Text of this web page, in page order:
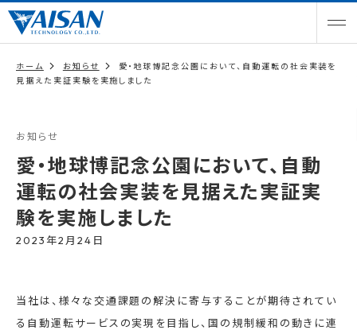
ホーム お知らせ
愛・地球博記念公園において、自動運転の社会実装を
見据えた実証実験を実施しました
お知らせ
愛・地球博記念公園において、自動
運転の社会実装を見据えた実証実
験を実施しました
2023年2月24日
当社は、様々な交通課題の解決に寄与することが期待されてい
る自動運転サービスの実現を目指し、国の規制緩和の動きに連